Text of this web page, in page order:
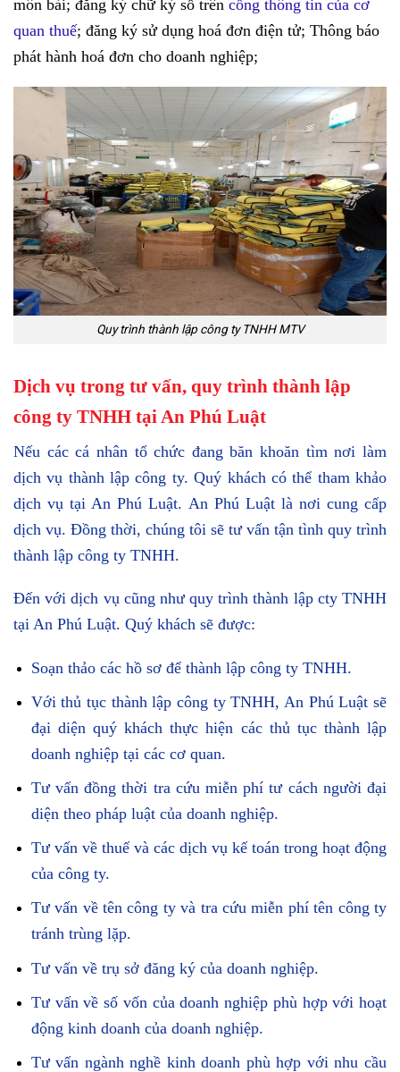
môn bài; đăng ký chữ ký số trên cổng thông tin của cơ
quan thuế; đăng ký sử dụng hoá đơn điện tử; Thông báo
phát hành hoá đơn cho doanh nghiệp;
Quy trình thành lập công ty TNHH MTV
Dịch vụ trong tư vấn, quy trình thành lập
công ty TNHH tại An Phú Luật
Nếu các cá nhân tổ chức đang băn khoăn tìm nơi làm
dịch vụ thành lập công ty. Quý khách có thể tham khảo
dịch vụ tại An Phú Luật. An Phú Luật là nơi cung cấp
dịch vụ. Đồng thời, chúng tôi sẽ tư vấn tận tình quy trình
thành lập công ty TNHH.
Đến với dịch vụ cũng như quy trình thành lập cty TNHH
tại An Phú Luật. Quý khách sẽ được:
Soạn thảo các hồ sơ để thành lập công ty TNHH.
Với thủ tục thành lập công ty TNHH, An Phú Luật sẽ
đại diện quý khách thực hiện các thủ tục thành lập
doanh nghiệp tại các cơ quan.
Tư vấn đồng thời tra cứu miễn phí tư cách người đại
diện theo pháp luật của doanh nghiệp.
Tư vấn về thuế và các dịch vụ kế toán trong hoạt động
của công ty.
Tư vấn về tên công ty và tra cứu miễn phí tên công ty
tránh trùng lặp.
Tư vấn về trụ sở đăng ký của doanh nghiệp.
Tư vấn về số vốn của doanh nghiệp phù hợp với hoạt
động kinh doanh của doanh nghiệp.
Tư vấn ngành nghề kinh doanh phù hợp với nhu cầu